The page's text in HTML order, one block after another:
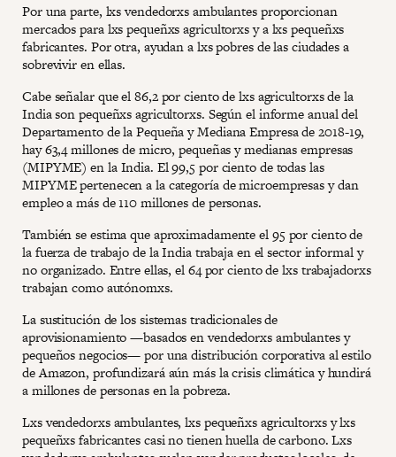
Por una parte, lxs vendedorxs ambulantes proporcionan
mercados para lxs pequeñxs agricultorxs y a lxs pequeñxs
fabricantes. Por otra, ayudan a lxs pobres de las ciudades a
sobrevivir en ellas.
Cabe señalar que el 86,2 por ciento de lxs agricultorxs de la
India son pequeñxs agricultorxs. Según el informe anual del
Departamento de la Pequeña y Mediana Empresa de 2018-19,
hay 63,4 millones de micro, pequeñas y medianas empresas
(MIPYME) en la India. El 99,5 por ciento de todas las
MIPYME pertenecen a la categoría de microempresas y dan
empleo a más de 110 millones de personas.
También se estima que aproximadamente el 95 por ciento de
la fuerza de trabajo de la India trabaja en el sector informal y
no organizado. Entre ellas, el 64 por ciento de lxs trabajadorxs
trabajan como autónomxs.
La sustitución de los sistemas tradicionales de
aprovisionamiento —basados en vendedorxs ambulantes y
pequeños negocios— por una distribución corporativa al estilo
de Amazon, profundizará aún más la crisis climática y hundirá
a millones de personas en la pobreza.
Lxs vendedorxs ambulantes, lxs pequeñxs agricultorxs y lxs
pequeñxs fabricantes casi no tienen huella de carbono. Lxs